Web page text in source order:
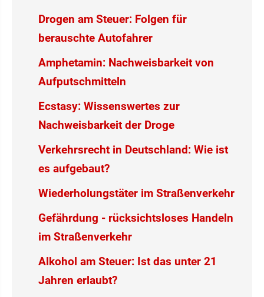
Drogen am Steuer: Folgen für
berauschte Autofahrer
Amphetamin: Nachweisbarkeit von
Aufputschmitteln
Ecstasy: Wissenswertes zur
Nachweisbarkeit der Droge
Verkehrsrecht in Deutschland: Wie ist
es aufgebaut?
Wiederholungstäter im Straßenverkehr
Gefährdung - rücksichtsloses Handeln
im Straßenverkehr
Alkohol am Steuer: Ist das unter 21
Jahren erlaubt?